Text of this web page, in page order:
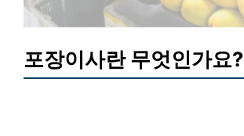
포장이사란 무엇인가요?